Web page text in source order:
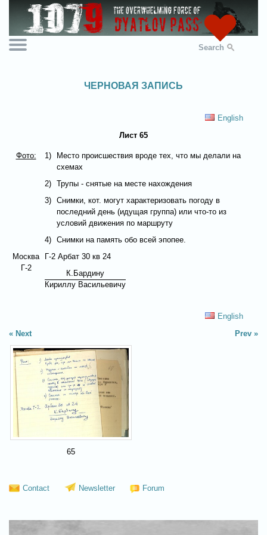
Search
ЧЕРНОВАЯ ЗАПИСЬ
English
Лист 65
Фото: 1)
Место происшествия вроде тех, что мы делали на
схемах
2) Трупы - снятые на месте нахождения
3) Снимки, кот. могут характеризовать погоду в
последний день (идущая группа) или что-то из
условий движения по маршруту
4) Снимки на память обо всей эпопее.
Москва
Г-2
Г-2 Арбат 30 кв 24
К.Бардину
Кириллу Васильевичу
English
Next
Prev
65
Contact Newsletter Forum